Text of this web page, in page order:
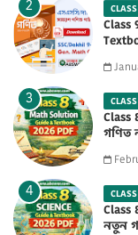
Class
Class
গণিত
Class
নতুন